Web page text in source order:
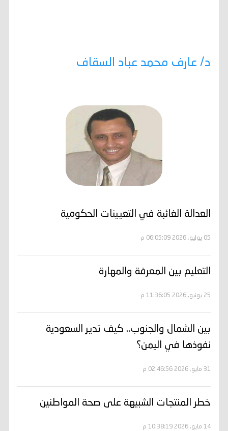
د/ عارف محمد عباد السقاف
العدالة الغائبة في التعيينات الحكومية
05 يوليو, 2026 06:05:09 م
التعليم بين المعرفة والمهارة
25 يونيو, 2026 11:36:05 م
بين الشمال والجنوب.. كيف تدير السعودية
نفوذها في اليمن؟
31 مايو, 2026 02:46:56 م
خطر المنتجات الشبيهة على صحة المواطنين
14 مايو, 2026 10:38:19 م